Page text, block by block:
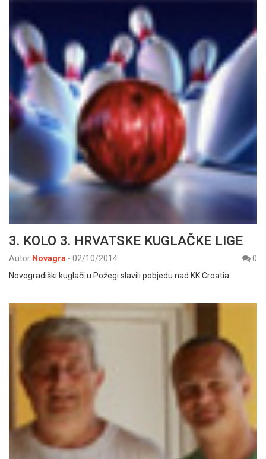
3. KOLO 3. HRVATSKE KUGLAČKE LIGE
Autor Novagra - 02/10/2014
0
Novogradiški kuglači u Požegi slavili pobjedu nad KK Croatia